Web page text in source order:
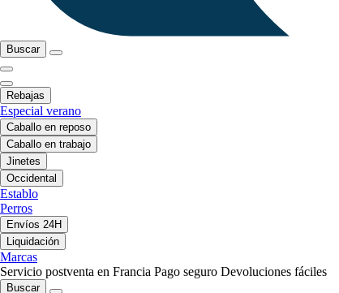
Buscar
Rebajas
Especial verano
Caballo en reposo
Caballo en trabajo
Jinetes
Occidental
Establo
Perros
Envíos 24H
Liquidación
Marcas
Servicio postventa en Francia Pago seguro Devoluciones fáciles
Buscar